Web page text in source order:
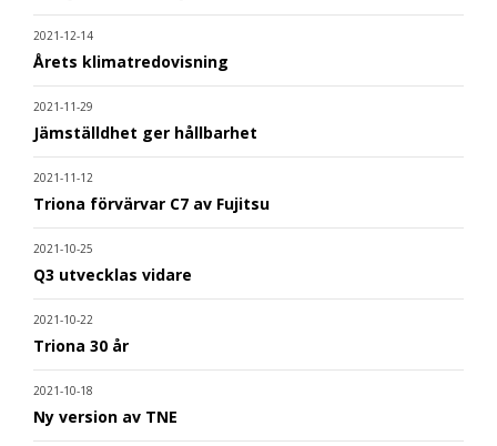
2021-12-14
Årets klimatredovisning
2021-11-29
Jämställdhet ger hållbarhet
2021-11-12
Triona förvärvar C7 av Fujitsu
2021-10-25
Q3 utvecklas vidare
2021-10-22
Triona 30 år
2021-10-18
Ny version av TNE